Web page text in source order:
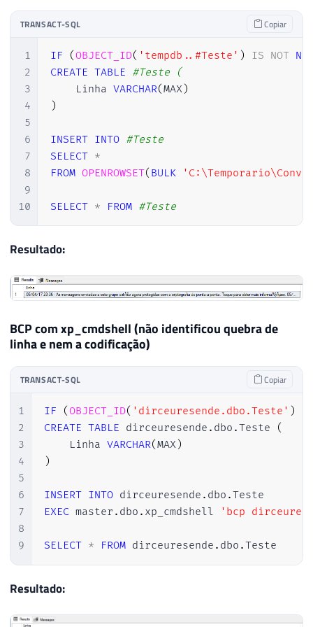
TRANSACT-SQL Copiar
1
2
3
4
5
6
7
8
9
10
IF (OBJECT_ID( 'tempdb..#Teste' ) IS NOT
CREATE TABLE #Teste (
    Linha
VARCHAR(MAX)
)
INSERT INTO #Teste
SELECT *
FROM OPENROWSET( BULK
SELECT * FROM #Teste
Resultado:
BCP com xp_cmdshell (não identificou quebra de
linha e nem a codificação)
TRANSACT-SQL Copiar
1
2
3
4
5
6
7
8
9
IF (OBJECT_ID( 'dirceuresende.dbo.Teste' )
CREATE TABLE dirceuresende . dbo .Teste
(
    Linha
VARCHAR(MAX)
)
INSERT INTO dirceuresende . dbo .
EXEC master . dbo . xp_cmdshell 'bcp
SELECT * FROM dirceuresende . dbo .Teste
Resultado: